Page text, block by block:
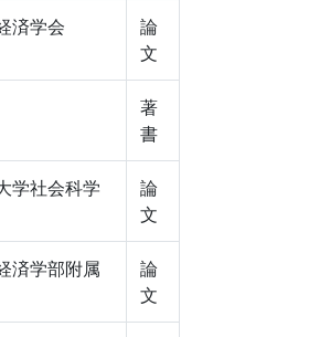
済学会
論
文
著
書
学社会科学
論
文
済学部附属
論
文